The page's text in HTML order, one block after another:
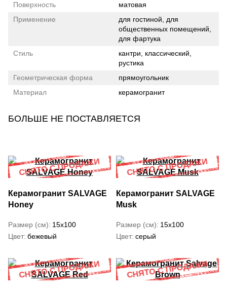
Поверхность
матовая
Применение
для гостиной, для
общественных помещений,
для фартука
Стиль
кантри, классический,
рустика
Геометрическая форма
прямоугольник
Материал
керамогранит
БОЛЬШЕ НЕ ПОСТАВЛЯЕТСЯ
Керамогранит SALVAGE
Honey
Размер (см) 15x100
Цвет бежевый
Керамогранит SALVAGE
Musk
Размер (см) 15x100
Цвет серый